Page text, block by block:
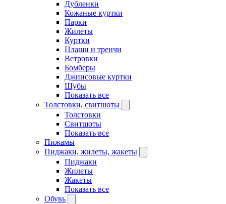
Дубленки
Кожаные куртки
Парки
Жилеты
Куртки
Плащи и тренчи
Ветровки
Бомберы
Джинсовые куртки
Шубы
Показать все
Толстовки, свитшоты
Толстовки
Свитшоты
Показать все
Пижамы
Пиджаки, жилеты, жакеты
Пиджаки
Жилеты
Жакеты
Показать все
Обувь